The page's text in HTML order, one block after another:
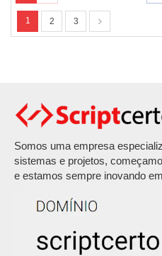
1 2 3
Somos uma empresa
sistemas e projetos,
e estamos sempre inovando